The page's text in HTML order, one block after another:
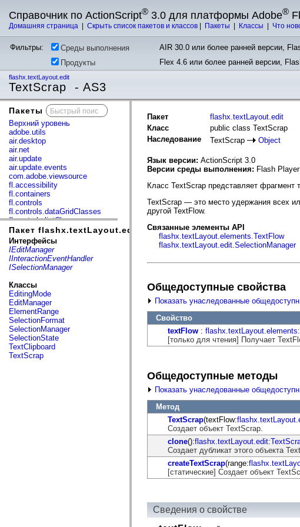
Справочник по ActionScript® 3.0 для платформы Adobe®
Домашняя страница Скрыть список пакетов и классов Пакеты Классы Что
Фильтры: Среды выполнения
AIR 30.0 или более ранней версии,
Продукты
Flex 4.6 или более ранней версии,
flashx.textLayout.edit
TextScrap - AS3
Пакеты
Верхний уровень
adobe.utils
air.desktop
air.net
air.update
air.update.events
com.adobe.viewsource
fl.accessibility
fl.containers
fl.controls
fl.controls.dataGridClasses
fl.controls.listClasses
fl.controls.progressBarClasses
fl.core
fl.data
fl.display
fl.events
fl.lang
fl.livepreview
fl.managers
fl.motion
fl.motion.easing
fl.rsl
fl.text
fl.transitions
fl.transitions.easing
Пакет flashx.textLayout.edit
Интерфейсы
IEditManager
IInteractionEventHandler
ISelectionManager
Классы
EditingMode
EditManager
ElementRange
SelectionFormat
SelectionManager
SelectionState
TextClipboard
TextScrap
Пакет
flashx.textLayout.edit
Класс
public class TextScrap
Наследование
TextScrap Object
Язык версии: ActionScript 3.0
Версии среды выполнения: Flash
Класс TextScrap представляет фрагмент
TextScrap — это место удержания всех
другой TextFlow.
Связанные элементы API
flashx.textLayout.elements.TextFlow
flashx.textLayout.edit.SelectionManager
Общедоступные свойства
Показать унаследованные
Свойство
textFlow :
[только для чтения] Получает
Общедоступные методы
Показать унаследованные
Метод
TextScrap(textFlow:
Создает объект TextScrap.
clone():
Создает дубликат этого объекта
createTextScrap(range:
[статические] Создает объект
Сведения о свойстве